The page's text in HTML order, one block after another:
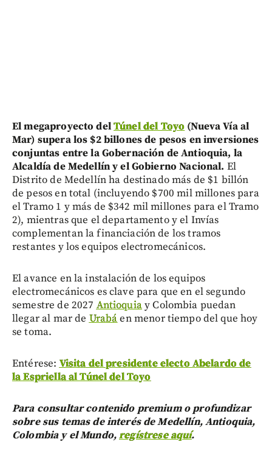
El megaproyecto delTúnel del Toyo (Nueva Vía al
Mar) supera los $2 billones de pesos en inversiones
conjuntas entre la Gobernación de Antioquia, la
Alcaldía de Medellín y el Gobierno Nacional. El
Distrito de Medellín ha destinado más de $1 billón
de pesos en total (incluyendo $700 mil millones para
el Tramo 1 y más de $342 mil millones para el Tramo
2), mientras que el departamento y el Invías
complementan la financiación de los tramos
restantes y los equipos electromecánicos.
El avance en la instalación de los equipos
electromecánicos es clave para que en el segundo
semestre de 2027 Antioquiay Colombia puedan
llegar al mar de Urabáen menor tiempo del que hoy
se toma.
Entérese: Visita del presidente electo Abelardo de
la Espriella al Túnel del Toyo
Para consultar contenido premium o profundizar
sobre sus temas de interés de Medellín, Antioquia,
Colombia y el Mundo,regístrese aquí.